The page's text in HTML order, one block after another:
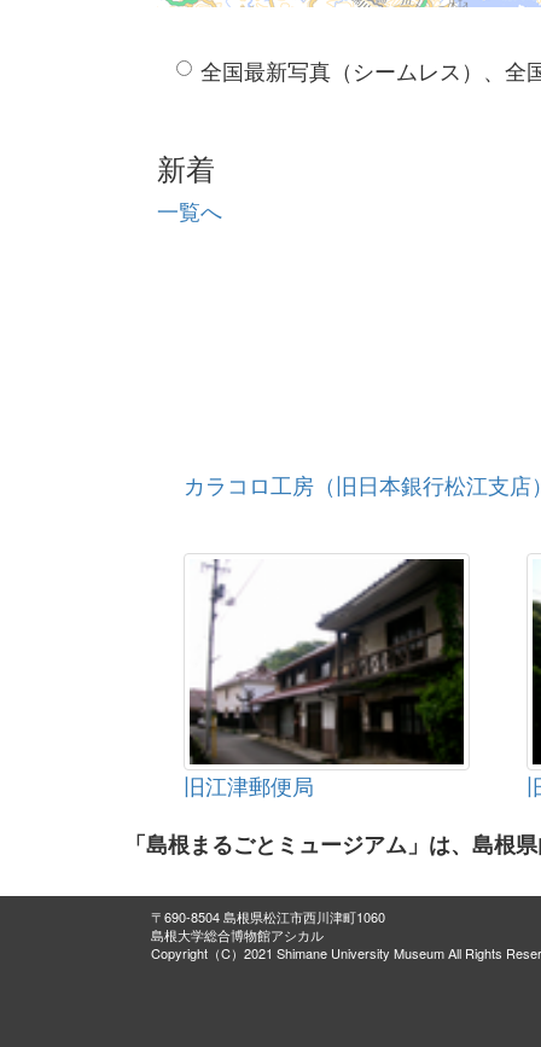
全国最新写真（シームレス）、全
新着
一覧へ
カラコロ工房（旧日本銀行松江支店
旧江津郵便局
「島根まるごとミュージアム」は、島根
〒690-8504 島根県松江市西川津町1060
島根大学総合博物館アシカル
Copyright（C）2021 Shimane University Museum All Rights